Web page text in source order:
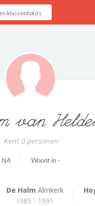
van
Kent 0 personen
NA Woont in -
De Halm Almkerk
1985 - 1991